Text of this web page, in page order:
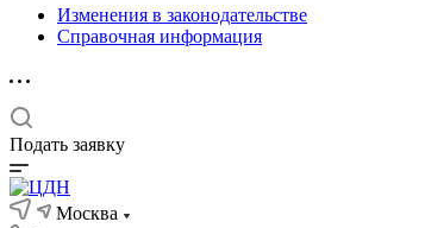
Изменения в законодательстве
Справочная информация
Подать заявку
Москва